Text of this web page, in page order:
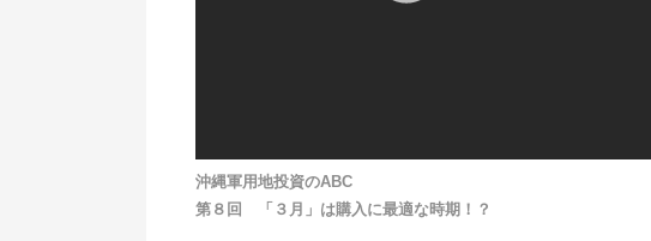
沖縄軍用地投資のABC
第８回 「３月」は購入に最適な時期！？